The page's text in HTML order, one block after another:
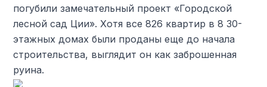
погубили замечательный проект «Городской
лесной сад Ции». Хотя все 826 квартир в 8 30-
этажных домах были проданы еще до начала
строительства, выглядит он как заброшенная
руина.